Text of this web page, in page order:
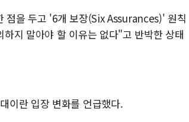
점을 두고 '6개 보장(Six Assurances)' 원칙
지 말아야 할 이유는 없다"고 반박한 상태
이란 입장 변화를 언급했다.